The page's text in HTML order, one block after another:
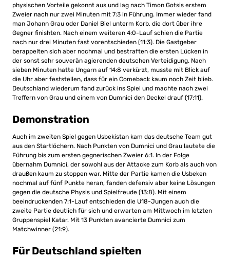
physischen Vorteile gekonnt aus und lag nach Timon Gotsis erstem
Zweier nach nur zwei Minuten mit 7:3 in Führung. Immer wieder fand
man Johann Grau oder Daniel Biel unterm Korb, die dort über ihre
Gegner finishten. Nach einem weiteren 4:0-Lauf schien die Partie
nach nur drei Minuten fast vorentschieden (11:3). Die Gastgeber
berappelten sich aber nochmal und bestraften die ersten Lücken in
der sonst sehr souverän agierenden deutschen Verteidigung. Nach
sieben Minuten hatte Ungarn auf 14:8 verkürzt, musste mit Blick auf
die Uhr aber feststellen, dass für ein Comeback kaum noch Zeit blieb.
Deutschland wiederum fand zurück ins Spiel und machte nach zwei
Treffern von Grau und einem von Dumnici den Deckel drauf (17:11).
Demonstration
Auch im zweiten Spiel gegen Usbekistan kam das deutsche Team gut
aus den Startlöchern. Nach Punkten von Dumnici und Grau lautete die
Führung bis zum ersten gegnerischen Zweier 6:1. In der Folge
übernahm Dumnici, der sowohl aus der Attacke zum Korb als auch von
draußen kaum zu stoppen war. Mitte der Partie kamen die Usbeken
nochmal auf fünf Punkte heran, fanden defensiv aber keine Lösungen
gegen die deutsche Physis und Spielfreude (13:8). Mit einem
beeindruckenden 7:1-Lauf entschieden die U18-Jungen auch die
zweite Partie deutlich für sich und erwarten am Mittwoch im letzten
Gruppenspiel Katar. Mit 13 Punkten avancierte Dumnici zum
Matchwinner (21:9).
Für Deutschland spielten